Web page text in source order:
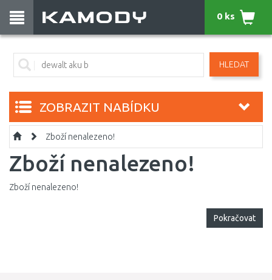
HLEDAT
0 ks
ZOBRAZIT NABÍDKU
Zboží nenalezeno!
Zboží nenalezeno!
Zboží nenalezeno!
Pokračovat